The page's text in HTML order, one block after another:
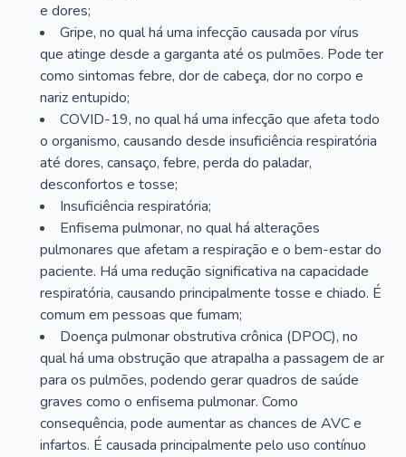
e dores;
Gripe, no qual há uma infecção causada por vírus
que atinge desde a garganta até os pulmões. Pode ter
como sintomas febre, dor de cabeça, dor no corpo e
nariz entupido;
COVID-19, no qual há uma infecção que afeta todo
o organismo, causando desde insuficiência respiratória
até dores, cansaço, febre, perda do paladar,
desconfortos e tosse;
Insuficiência respiratória;
Enfisema pulmonar, no qual há alterações
pulmonares que afetam a respiração e o bem-estar do
paciente. Há uma redução significativa na capacidade
respiratória, causando principalmente tosse e chiado. É
comum em pessoas que fumam;
Doença pulmonar obstrutiva crônica (DPOC), no
qual há uma obstrução que atrapalha a passagem de ar
para os pulmões, podendo gerar quadros de saúde
graves como o enfisema pulmonar. Como
consequência, pode aumentar as chances de AVC e
infartos. É causada principalmente pelo uso contínuo